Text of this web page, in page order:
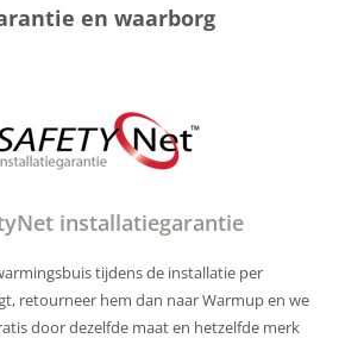
en waarborg
installatiegarantie
tijdens de installatie per
retourneer hem dan naar Warmup en we
door dezelfde maat en hetzelfde merk